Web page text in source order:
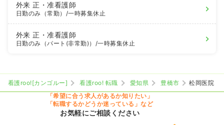
外来正・准看護師
日勤のみ（常勤） /一時募集休止
外来正・准看護師
日勤のみ（パート(非常勤)） /一時募集休止
看護roo![カンゴルー] 看護roo! 転職 愛知県 豊橋市
松岡医院
「希望に合う求人があるか知りたい」
「転職するかどうか迷っている」など
お気軽にご相談ください